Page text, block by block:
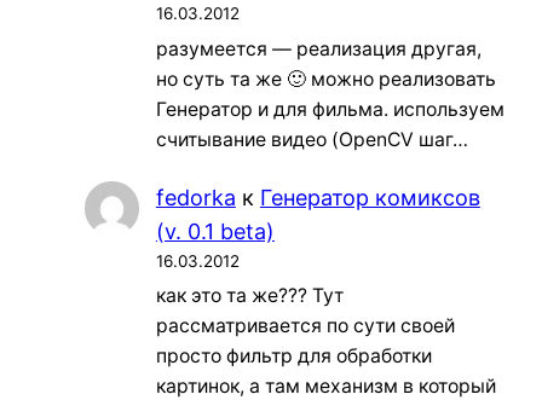
16.03.2012
разумеется — реализация другая,
но суть та же 🙂 можно реализовать
Генератор и для фильма. используем
считывание видео (OpenCV шаг…
fedorka к Генератор комиксов
(v. 0.1 beta)
16.03.2012
как это та же??? Тут
рассматривается по сути своей
просто фильтр для обработки
картинок, а там механизм в который